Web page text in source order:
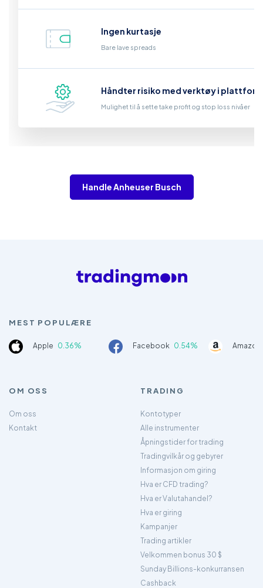
Ingen kurtasje
Bare lave spreads
Håndter risiko med verktøy i
Mulighet til å sette take profit og stop loss nivåer
Handle Anheuser Busch
MEST POPULÆRE
Apple 0.36% Facebook 0.54%
OM OSS
Om oss
Kontakt
TRADING
Kontotyper
Alle instrumenter
Åpningstider for trading
Tradingvilkår og gebyrer
Informasjon om giring
Hva er CFD trading?
Hva er Valutahandel?
Hva er giring
Kampanjer
Trading artikler
Velkommen bonus 30 $
Sunday Billions-konkurransen
Cashback